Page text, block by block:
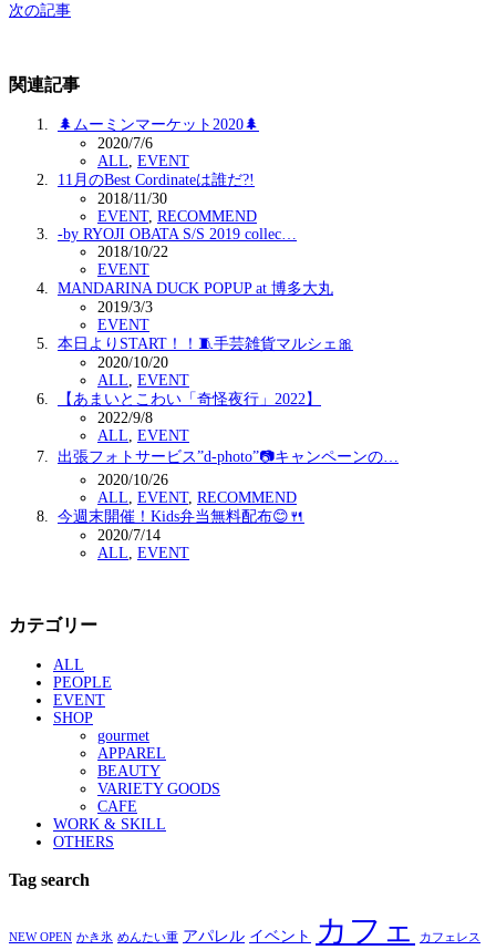
次の記事
関連記事
🌲ムーミンマーケット2020🌲
2020/7/6
ALL EVENT
11月のBest Cordinateは誰だ?!
2018/11/30
EVENT, RECOMMEND
-by RYOJI OBATA S/S 2019 collec…
2018/10/22
EVENT
MANDARINA DUCK POPUP at 博多大丸
2019/3/3
EVENT
本日よりSTART！！🧵手芸雑貨マルシェ🎀
2020/10/20
ALL EVENT
【あまいとこわい「奇怪夜行」2022】
2022/9/8
ALL EVENT
出張フォトサービス”d-photo”📷キャンペーンの…
2020/10/26
ALL EVENT, RECOMMEND
今週末開催！Kids弁当無料配布😊🍴
2020/7/14
ALL EVENT
カテゴリー
ALL
PEOPLE
EVENT
SHOP
gourmet
APPAREL
BEAUTY
VARIETY GOODS
CAFE
WORK & SKILL
OTHERS
Tag search
NEW OPEN かき氷 めんたい重 アパレル イベント カフェ カフェレス